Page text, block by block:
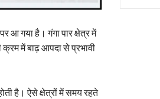
आ गया है। गंगा पार क्षेत्र में
में बाढ़ आपदा से प्रभावी
है। ऐसे क्षेत्रों में समय रहते